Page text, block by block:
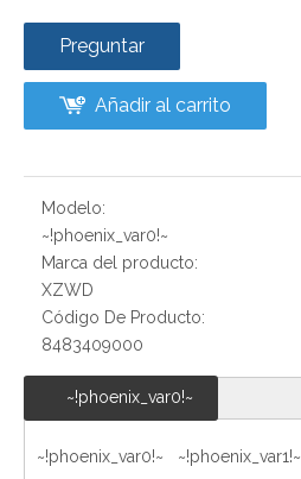
Preguntar
Añadir al carrito
Modelo:
~!phoenix_var0!~
Marca del producto:
XZWD
Código De Producto:
8483409000
~!phoenix_var0!~
~!phoenix_var0!~ ~!phoenix_var1!~